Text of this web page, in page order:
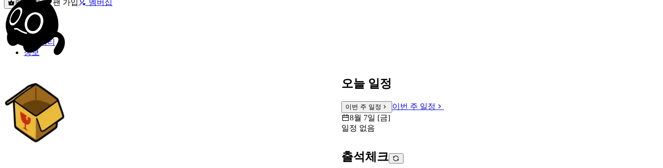
원픽선택 팬 가입 멤버십
밐타운
피드
커뮤니티
정보
오늘 일정
이번 주 일정
이번 주 일정
8월 7일 [금]
일정 없음
출석체크